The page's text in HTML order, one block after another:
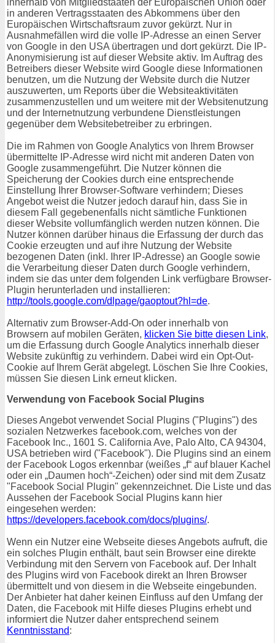
innerhalb von Mitgliedstaaten der Europäischen Union oder
in anderen Vertragsstaaten des Abkommens über den
Europäischen Wirtschaftsraum zuvor gekürzt. Nur in
Ausnahmefällen wird die volle IP-Adresse an einen Server
von Google in den USA übertragen und dort gekürzt. Die IP-
Anonymisierung ist auf dieser Website aktiv. Im Auftrag des
Betreibers dieser Website wird Google diese Informationen
benutzen, um die Nutzung der Website durch die Nutzer
auszuwerten, um Reports über die Websiteaktivitäten
zusammenzustellen und um weitere mit der Websitenutzung
und der Internetnutzung verbundene Dienstleistungen
gegenüber dem Websitebetreiber zu erbringen.
Die im Rahmen von Google Analytics von Ihrem Browser
übermittelte IP-Adresse wird nicht mit anderen Daten von
Google zusammengeführt. Die Nutzer können die
Speicherung der Cookies durch eine entsprechende
Einstellung Ihrer Browser-Software verhindern; Dieses
Angebot weist die Nutzer jedoch darauf hin, dass Sie in
diesem Fall gegebenenfalls nicht sämtliche Funktionen
dieser Website vollumfänglich werden nutzen können. Die
Nutzer können darüber hinaus die Erfassung der durch das
Cookie erzeugten und auf ihre Nutzung der Website
bezogenen Daten (inkl. Ihrer IP-Adresse) an Google sowie
die Verarbeitung dieser Daten durch Google verhindern,
indem sie das unter dem folgenden Link verfügbare Browser-
Plugin herunterladen und installieren:
http://tools.google.com/dlpage/gaoptout?hl=de.
Alternativ zum Browser-Add-On oder innerhalb von
Browsern auf mobilen Geräten, klicken Sie bitte diesen Link,
um die Erfassung durch Google Analytics innerhalb dieser
Website zukünftig zu verhindern. Dabei wird ein Opt-Out-
Cookie auf Ihrem Gerät abgelegt. Löschen Sie Ihre Cookies,
müssen Sie diesen Link erneut klicken.
Verwendung von Facebook Social Plugins
Dieses Angebot verwendet Social Plugins ("Plugins") des
sozialen Netzwerkes facebook.com, welches von der
Facebook Inc., 1601 S. California Ave, Palo Alto, CA 94304,
USA betrieben wird ("Facebook"). Die Plugins sind an einem
der Facebook Logos erkennbar (weißes „f“ auf blauer Kachel
oder ein „Daumen hoch“-Zeichen) oder sind mit dem Zusatz
"Facebook Social Plugin" gekennzeichnet. Die Liste und das
Aussehen der Facebook Social Plugins kann hier
eingesehen werden:
https://developers.facebook.com/docs/plugins/.
Wenn ein Nutzer eine Webseite dieses Angebots aufruft, die
ein solches Plugin enthält, baut sein Browser eine direkte
Verbindung mit den Servern von Facebook auf. Der Inhalt
des Plugins wird von Facebook direkt an Ihren Browser
übermittelt und von diesem in die Webseite eingebunden.
Der Anbieter hat daher keinen Einfluss auf den Umfang der
Daten, die Facebook mit Hilfe dieses Plugins erhebt und
informiert die Nutzer daher entsprechend seinem
Kenntnisstand: